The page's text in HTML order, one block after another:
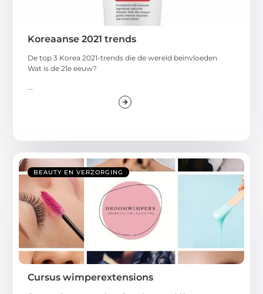
Koreaanse 2021 trends
De top 3 Korea 2021-trends die de wereld beïnvloeden
Wat is de 21e eeuw?
BEAUTY EN VERZORGING
Cursus wimperextensions